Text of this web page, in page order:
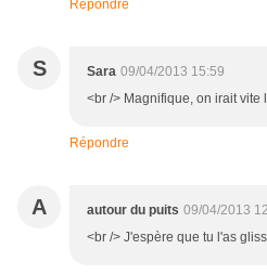
Répondre
S Sara 09/04/2013 15:59
<br /> Magnifique, on irait vite
Répondre
A autour du puits 09/04/2013
<br /> J'espère que tu l'as